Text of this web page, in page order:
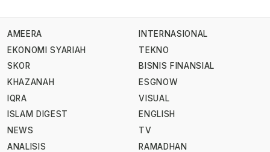
AMEERA
EKONOMI SYARIAH
SKOR
KHAZANAH
IQRA
ISLAM DIGEST
NEWS
ANALISIS
INTERNASIONAL
TEKNO
BISNIS FINANSIAL
ESGNOW
VISUAL
ENGLISH
TV
RAMADHAN